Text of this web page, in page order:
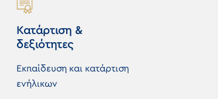
Κατάρτιση &
δεξιότητες
Εκπαίδευση και κατάρτιση
ενήλικων